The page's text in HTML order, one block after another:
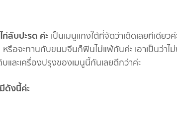
ก่สับปะรด ค่ะ เป็นเมนูแกงใต้ที่จัดว่าเด็ดเลยทีเดียวค่
อจะทานกับขนมจีนก็ฟินไม่แพ้กันค่ะ เอาเป็นว่าไ
และเครื่องปรุงของเมนูนี้กันเลยดีกว่าค่ะ
ดังนี้ค่ะ